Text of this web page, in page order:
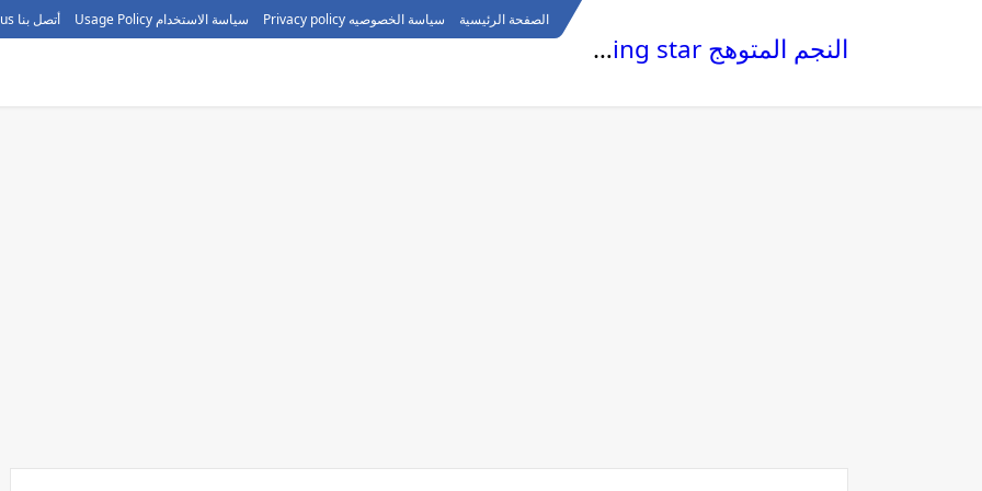
الصفحة الرئيسية سياسة الخصوصيه Privacy policy سياسة الاستخدام Usage Policy أتصل بنا call us
النجم المتوهج The glowing star